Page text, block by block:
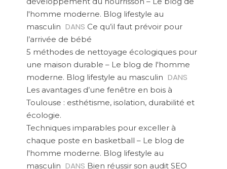
l'homme moderne. Blog lifestyle au
masculin DANS Ce qu’il faut prévoir pour
l’arrivée de bébé
5 méthodes de nettoyage écologiques pour
une maison durable – Le blog de l'homme
moderne. Blog lifestyle au masculin DANS
Les avantages d’une fenêtre en bois à
Toulouse : esthétisme, isolation, durabilité et
écologie.
Techniques imparables pour exceller à
chaque poste en basketball – Le blog de
l'homme moderne. Blog lifestyle au
masculin DANS Bien réussir son audit SEO